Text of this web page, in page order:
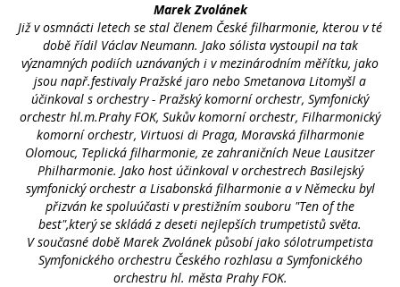
Marek Zvolánek
Již v osmnácti letech se stal členem České filharmonie, kterou v té
době řídil Václav Neumann. Jako sólista vystoupil na tak
významných podiích uznávaných i v mezinárodním měřítku, jako
jsou např.festivaly Pražské jaro nebo Smetanova Litomyšl a
účinkoval s orchestry - Pražský komorní orchestr, Symfonický
orchestr hl.m.Prahy FOK, Sukův komorní orchestr, Filharmonický
komorní orchestr, Virtuosi di Praga, Moravská filharmonie
Olomouc, Teplická filharmonie, ze zahraničních Neue Lausitzer
Philharmonie. Jako host účinkoval v orchestrech Basilejský
symfonický orchestr a Lisabonská filharmonie a v Německu byl
přizván ke spoluúčasti v prestižním souboru "Ten of the
best",který se skládá z deseti nejlepších trumpetistů světa.
V současné době Marek Zvolánek působí jako sólotrumpetista
Symfonického orchestru Českého rozhlasu a Symfonického
orchestru hl. města Prahy FOK.